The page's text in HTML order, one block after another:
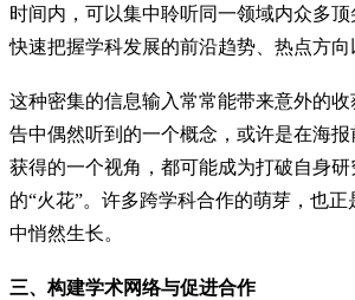
时间内，可以集中聆听同一领域内众多顶
快速把握学科发展的前沿趋势、热点方向
这种密集的信息输入常常能带来意外的
告中偶然听到的一个概念，或许是在海
获得的一个视角，都可能成为打破自身
的“火花”。许多跨学科合作的萌芽，也正
中悄然生长。
三、构建学术网络与促进合作